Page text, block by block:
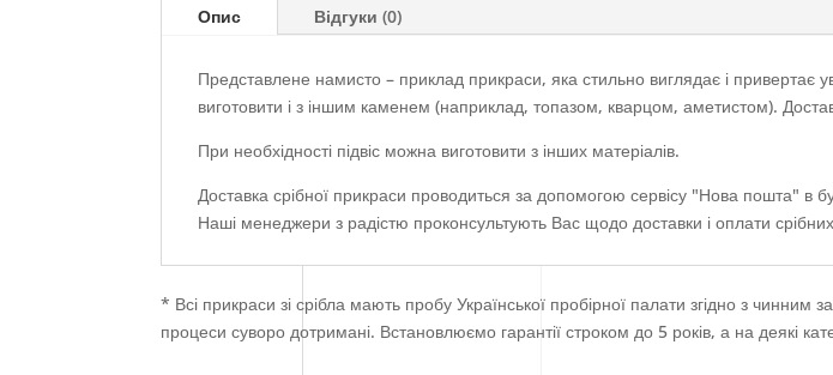
Опис Відгуки (0)
Представлене намисто – приклад прикраси, яка стильно виглядає і привертає
виготовити і з іншим каменем (наприклад, топазом, кварцом, аметистом).
При необхідності підвіс можна виготовити з інших матеріалів.
Доставка срібної прикраси проводиться за допомогою сервісу "Нова пошта" в
Наші менеджери з радістю проконсультують Вас щодо доставки і оплати
* Всі прикраси зі срібла мають пробу Української пробірної палати згідно з чинним
процеси суворо дотримані. Встановлюємо гарантії строком до 5 років, а на деякі